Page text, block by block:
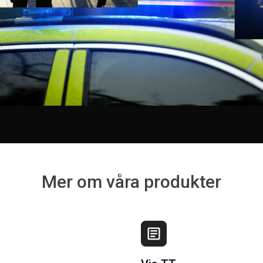
Mer om våra produkter
article